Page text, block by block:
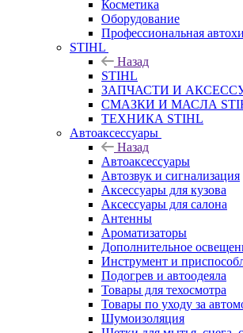
Косметика
Оборудование
Профессиональная
STIHL
Назад
STIHL
ЗАПЧАСТИ И
СМАЗКИ И МАСЛА
ТЕХНИКА STIHL
Автоаксессуары
Назад
Автоаксессуары
Автозвук и сигнализация
Аксессуары для кузова
Аксессуары для салона
Антенны
Ароматизаторы
Дополнительное
Инструмент и
Подогрев и автоодеяла
Товары для техосмотра
Товары по уходу за
Шумоизоляция